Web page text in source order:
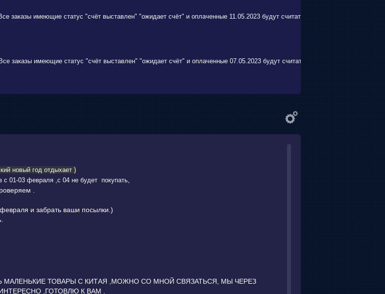
заказы имеющие статус "счёт выставлен" "ожидает счёт" и оплаченные 11.05.2023 будут считаться по новому курсу
заказы имеющие статус "счёт выставлен" "ожидает счёт" и оплаченные 07.05.2023 будут считаться по новому курсу
новый год отдыхает )
с 01-03 февраля ,с 04 не будет покупать,
.
и забрать ваши посылки.)
МАЛЕНЬКИЕ ТОВАРЫ С КИТАЯ ,МОЖНО СО МНОЙ СВЯЗАТЬСЯ, МЫ ЧЕРЕЗ
,ГОТОВЛЮ К ВАМ .